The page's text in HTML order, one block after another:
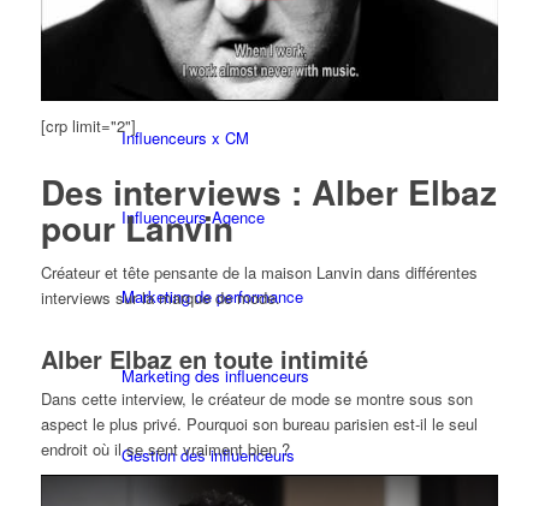
Influenceurs
Influenceurs x CM
Influenceurs Agence
Marketing de performance
Marketing des influenceurs
Gestion des influenceurs
[crp limit="2"]
Des interviews : Alber Elbaz
pour Lanvin
Créateur et tête pensante de la maison Lanvin dans différentes
interviews sur la marque de mode.
Alber Elbaz en toute intimité
Dans cette interview, le créateur de mode se montre sous son
aspect le plus privé. Pourquoi son bureau parisien est-il le seul
endroit où il se sent vraiment bien ?